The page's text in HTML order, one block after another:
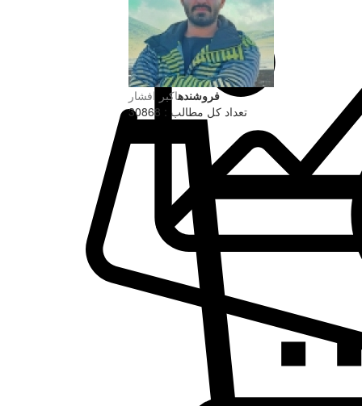
فروشندهاکبر افشار
تعداد کل مطالب : 30868